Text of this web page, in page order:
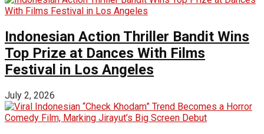
Indonesian Action Thriller Bandit Wins
Top Prize at Dances With Films
Festival in Los Angeles
July 2, 2026